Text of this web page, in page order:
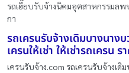
รถเฮี๊ยบรับจ้างนิคมอุตสาหกรรมลพ
กา
รถเครนรับจ้างเดิมบางนาง
เครนให้เช่า ให้เช่ารถเครน ร
เครนรับจ้าง.com รถเครนรับจ้างเดิ